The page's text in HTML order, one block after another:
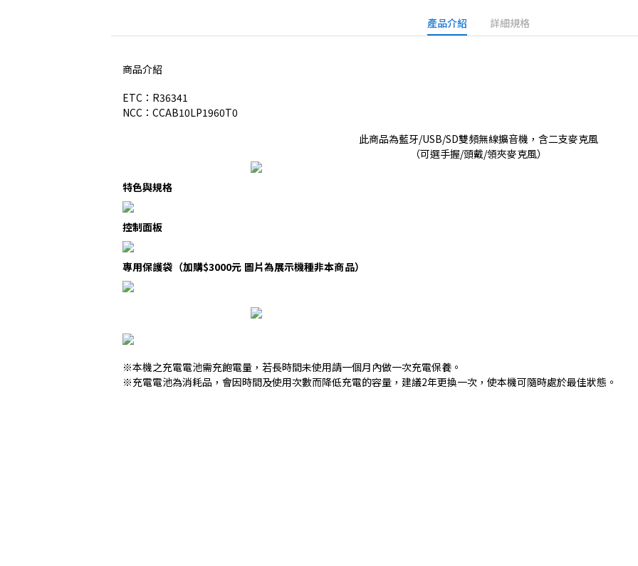
產品介紹 詳細規格
商品介紹
ETC：R36341
NCC：CCAB10LP1960T0
此商品為藍牙/USB/SD雙頻無線擴音機，含二支麥克風
（可選手握/頭戴/領夾麥克風）
特色與規格
控制面板
專用保護袋（加購$3000元 圖片為展示機種非本商品）
※本機之充電電池需充飽電量，若長時間未使用請一個月內做一次充電保養。
※充電電池為消耗品，會因時間及使用次數而降低充電的容量，建議2年更換一次，使本機可隨時處於最佳狀態。